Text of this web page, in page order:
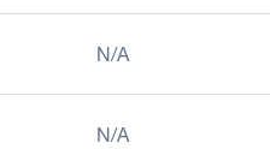
N/A
N/A